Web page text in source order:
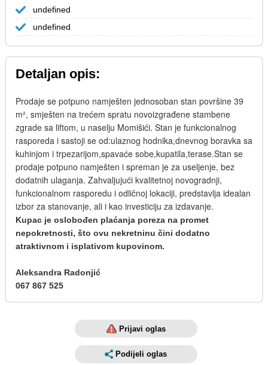
undefined
undefined
Detaljan opis:
Prodaje se potpuno namješten jednosoban stan površine 39
m², smješten na trećem spratu novoizgrađene stambene
zgrade sa liftom, u naselju Momišići. Stan je funkcionalnog
rasporeda i sastoji se od:ulaznog hodnika,dnevnog boravka sa
kuhinjom i trpezarijom,spavaće sobe,kupatila,terase.Stan se
prodaje potpuno namješten i spreman je za useljenje, bez
dodatnih ulaganja. Zahvaljujući kvalitetnoj novogradnji,
funkcionalnom rasporedu i odličnoj lokaciji, predstavlja idealan
izbor za stanovanje, ali i kao investiciju za izdavanje.
Kupac je oslobođen plaćanja poreza na promet
nepokretnosti, što ovu nekretninu čini dodatno
atraktivnom i isplativom kupovinom.
Aleksandra Radonjić
067 867 525
Prijavi oglas
Podijeli oglas